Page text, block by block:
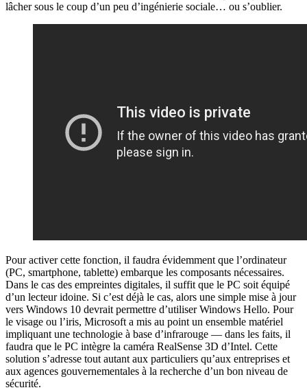
lâcher sous le coup d’un peu d’ingénierie sociale… ou s’oublier.
Pour activer cette fonction, il faudra évidemment que l’ordinateur
(PC, smartphone, tablette) embarque les composants nécessaires.
Dans le cas des empreintes digitales, il suffit que le PC soit équipé
d’un lecteur idoine. Si c’est déjà le cas, alors une simple mise à jour
vers Windows 10 devrait permettre d’utiliser Windows Hello. Pour
le visage ou l’iris, Microsoft a mis au point un ensemble matériel
impliquant une technologie à base d’infrarouge — dans les faits, il
faudra que le PC intègre la caméra RealSense 3D d’Intel. Cette
solution s’adresse tout autant aux particuliers qu’aux entreprises et
aux agences gouvernementales à la recherche d’un bon niveau de
sécurité.